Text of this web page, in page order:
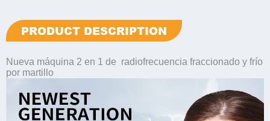
PRODUCT DESCRIPTION
Nueva máquina 2 en 1 de radiofrecuencia fraccionado y frío
por martillo